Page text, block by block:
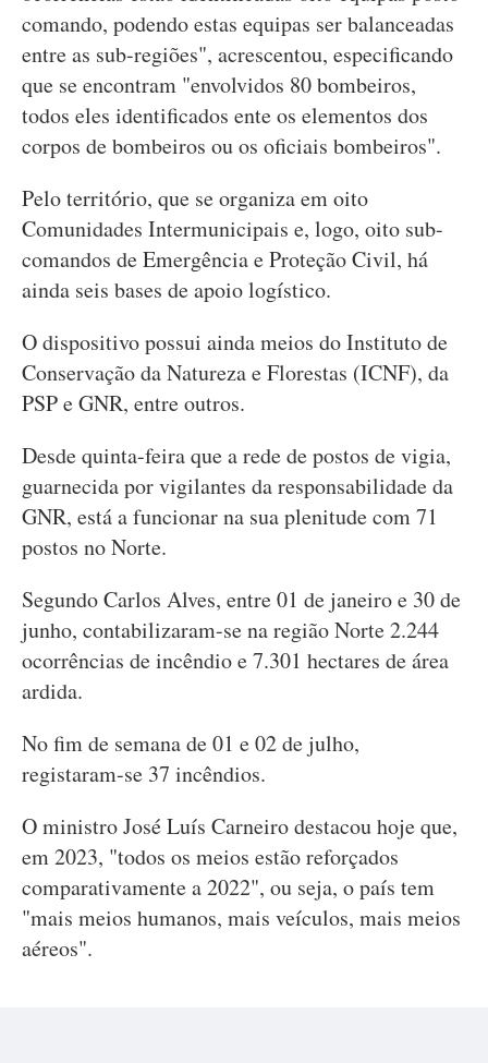
comando, podendo estas equipas ser balanceadas
entre as sub-regiões", acrescentou, especificando
que se encontram "envolvidos 80 bombeiros,
todos eles identificados ente os elementos dos
corpos de bombeiros ou os oficiais bombeiros".
Pelo território, que se organiza em oito
Comunidades Intermunicipais e, logo, oito sub-
comandos de Emergência e Proteção Civil, há
ainda seis bases de apoio logístico.
O dispositivo possui ainda meios do Instituto de
Conservação da Natureza e Florestas (ICNF), da
PSP e GNR, entre outros.
Desde quinta-feira que a rede de postos de vigia,
guarnecida por vigilantes da responsabilidade da
GNR, está a funcionar na sua plenitude com 71
postos no Norte.
Segundo Carlos Alves, entre 01 de janeiro e 30 de
junho, contabilizaram-se na região Norte 2.244
ocorrências de incêndio e 7.301 hectares de área
ardida.
No fim de semana de 01 e 02 de julho,
registaram-se 37 incêndios.
O ministro José Luís Carneiro destacou hoje que,
em 2023, "todos os meios estão reforçados
comparativamente a 2022", ou seja, o país tem
"mais meios humanos, mais veículos, mais meios
aéreos".